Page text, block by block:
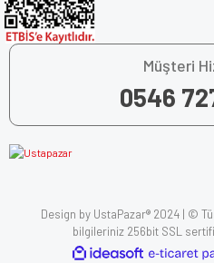
Müşteri
0546
Design by UstaPazar® 2024 | ©
bilgileriniz 256bit SSL
ideasoft